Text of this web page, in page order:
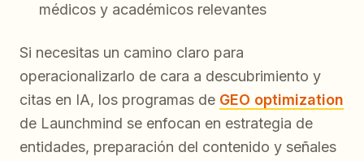
médicos y académicos relevantes
Si necesitas un camino claro para
operacionalizarlo de cara a descubrimiento y
citas en IA, los programas de GEO optimization
de Launchmind se enfocan en estrategia de
entidades, preparación del contenido y señales